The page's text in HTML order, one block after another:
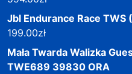
Jbl Endurance Race TWS
199.00zł
Mała Twarda Walizka
TWE689 39830 ORA